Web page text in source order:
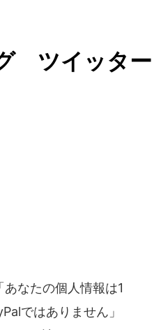
ツイッター
なたの個人情報は1
ではありません」